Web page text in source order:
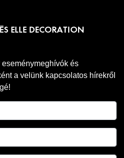
ELLE DECORATION
és
a velünk kapcsolatos hírekről